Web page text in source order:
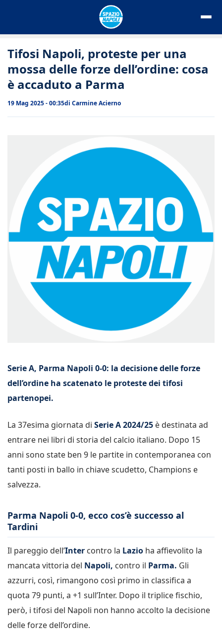
Tifosi Napoli, proteste per una
mossa delle forze dell’ordine: cosa
è accaduto a Parma
19 Mag 2025 - 00:35di Carmine Acierno
Serie A, Parma Napoli 0-0: la decisione delle forze
dell’ordine ha scatenato le proteste dei tifosi
partenopei.
La 37esima giornata di Serie A 2024/25 è destinata ad
entrare nei libri di storia del calcio italiano. Dopo 15
anni sono state ben 9 le partite in contemporanea con
tanti posti in ballo in chiave scudetto, Champions e
salvezza.
Parma Napoli 0-0, ecco cos’è successo al
Tardini
Il pareggio dell’Inter contro la Lazio ha affievolito la
mancata vittoria del Napoli, contro il Parma. Gli
azzurri, così, rimangono così primo in classifica a
quota 79 punti, a +1 sull’Inter. Dopo il triplice fischio,
però, i tifosi del Napoli non hanno accolto la decisione
delle forze dell’ordine.